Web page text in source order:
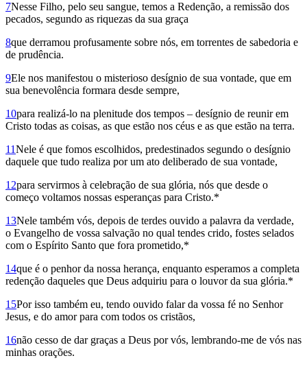
7Nesse Filho, pelo seu sangue, temos a Redenção, a remissão dos
pecados, segundo as riquezas da sua graça
8que derramou profusamente sobre nós, em torrentes de sabedoria e
de prudência.
9Ele nos manifestou o misterioso desígnio de sua vontade, que em
sua benevolência formara desde sempre,
10para realizá-lo na plenitude dos tempos – desígnio de reunir em
Cristo todas as coisas, as que estão nos céus e as que estão na terra.
11Nele é que fomos escolhidos, predestinados segundo o desígnio
daquele que tudo realiza por um ato deliberado de sua vontade,
12para servirmos à celebração de sua glória, nós que desde o
começo voltamos nossas esperanças para Cristo.*
13Nele também vós, depois de terdes ouvido a palavra da verdade,
o Evangelho de vossa salvação no qual tendes crido, fostes selados
com o Espírito Santo que fora prometido,*
14que é o penhor da nossa herança, enquanto esperamos a completa
redenção daqueles que Deus adquiriu para o louvor da sua glória.*
15Por isso também eu, tendo ouvido falar da vossa fé no Senhor
Jesus, e do amor para com todos os cristãos,
16não cesso de dar graças a Deus por vós, lembrando-me de vós nas
minhas orações.